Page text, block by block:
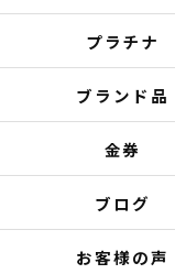
プラチナ
ブランド品
金券
ブログ
お客様の声